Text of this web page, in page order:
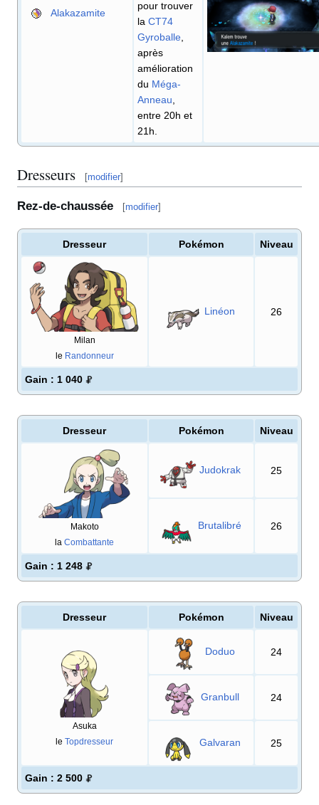
Alakazamite
pour trouver
la CT74
Gyroballe
après
amélioration
du Méga-
Anneau
entre 20h et
21h.
Dresseurs [modifier]
Rez-de-chaussée [modifier]
Dresseur Pokémon Niveau
Milan
le Randonneur
Linéon 26
Gain : 1 040
Dresseur Pokémon Niveau
Makoto
la Combattante
Judokrak 25
Brutalibré 26
Gain : 1 248
Dresseur Pokémon Niveau
Asuka
le Topdresseur
Doduo 24
Granbull 24
Galvaran 25
Gain : 2 500